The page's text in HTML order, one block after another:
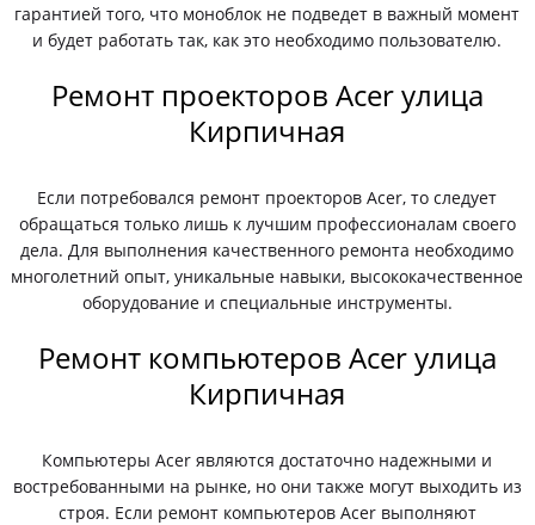
гарантией того, что моноблок не подведет в важный момент
и будет работать так, как это необходимо пользователю.
Ремонт проекторов Acer улица
Кирпичная
Если потребовался ремонт проекторов Acer, то следует
обращаться только лишь к лучшим профессионалам своего
дела. Для выполнения качественного ремонта необходимо
многолетний опыт, уникальные навыки, высококачественное
оборудование и специальные инструменты.
Ремонт компьютеров Acer улица
Кирпичная
Компьютеры Acer являются достаточно надежными и
востребованными на рынке, но они также могут выходить из
строя. Если ремонт компьютеров Acer выполняют